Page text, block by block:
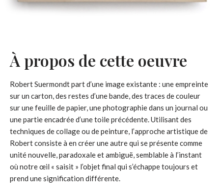
À propos de cette oeuvre
Robert Suermondt part d’une image existante : une empreinte
sur un carton, des restes d’une bande, des traces de couleur
sur une feuille de papier, une photographie dans un journal ou
une partie encadrée d’une toile précédente. Utilisant des
techniques de collage ou de peinture, l’approche artistique de
Robert consiste à en créer une autre qui se présente comme
unité nouvelle, paradoxale et ambiguë, semblable à l’instant
où notre œil « saisit » l’objet final qui s’échappe toujours et
prend une signification différente.